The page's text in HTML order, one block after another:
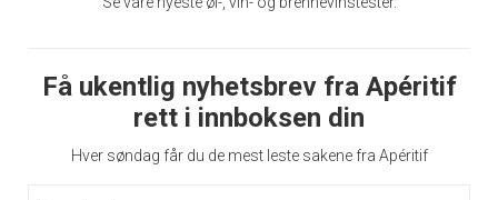
Få ukentlig nyhetsbrev fra Apéritif
rett i innboksen din
Hver søndag får du de mest leste sakene fra Apéritif